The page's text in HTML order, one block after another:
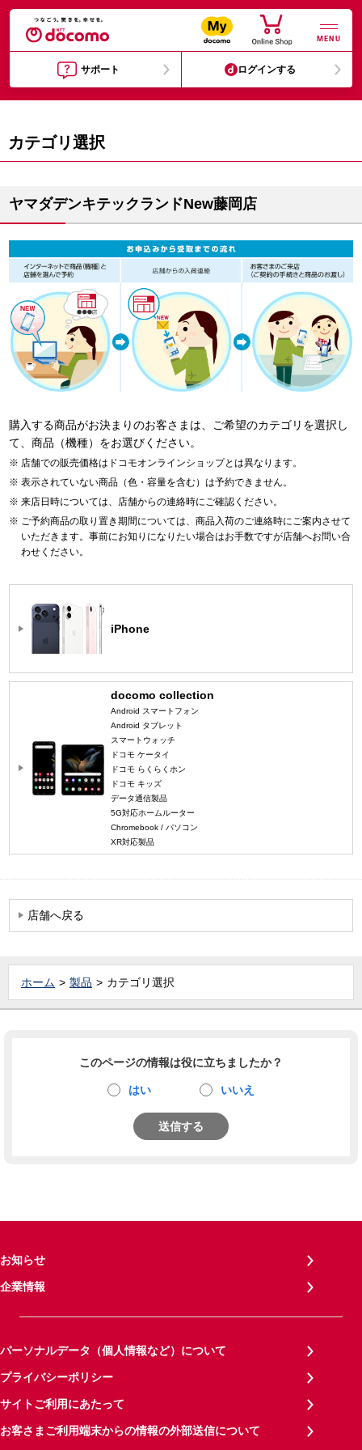
MENU
サポート ログインする
カテゴリ選択
ヤマダデンキテックランドNew藤岡店
購入する商品がお決まりのお客さまは、ご希望のカテゴリを選択し
て、商品（機種）をお選びください。
店舗での販売価格はドコモオンラインショップとは異なります。
表示されていない商品（色・容量を含む）は予約できません。
来店日時については、店舗からの連絡時にご確認ください。
ご予約商品の取り置き期間については、商品入荷のご連絡時にご案内させて
いただきます。事前にお知りになりたい場合はお手数ですが店舗へお問い合
わせください。
iPhone
docomo collection
Android スマートフォン
Android タブレット
スマートウォッチ
ドコモ ケータイ
ドコモ らくらくホン
ドコモ キッズ
データ通信製品
5G対応ホームルーター
Chromebook / パソコン
XR対応製品
店舗へ戻る
ホーム 製品 カテゴリ選択
このページの情報は役に立ちましたか？
はい いいえ
送信する
お知らせ
企業情報
パーソナルデータ（個人情報など）について
プライバシーポリシー
サイトご利用にあたって
お客さまご利用端末からの情報の外部送信について